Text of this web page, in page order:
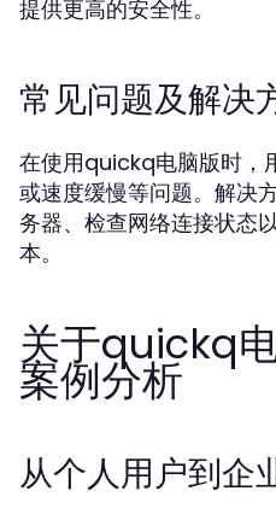
提供更高的安全性。
常见问题及解决
在使用quickq电脑版时，
或速度缓慢等问题。解决
务器、检查网络连接状态
本。
关于quickq
案例分析
从个人用户到企